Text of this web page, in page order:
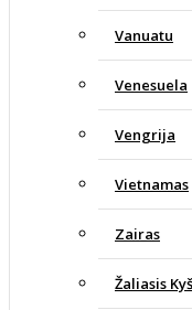
Vanuatu
Venesuela
Vengrija
Vietnamas
Zairas
Žaliasis